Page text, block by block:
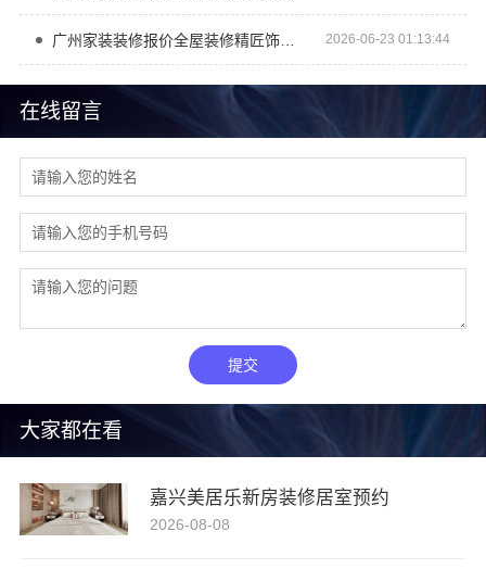
大家都在看
嘉兴美居乐新房装修居室预约
2026-08-08
在线留言
提交
广州家装装修报价全屋装修精匠饰家家居建材 2026-06-23 01:13:44